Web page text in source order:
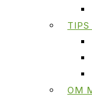
TIPS
OM